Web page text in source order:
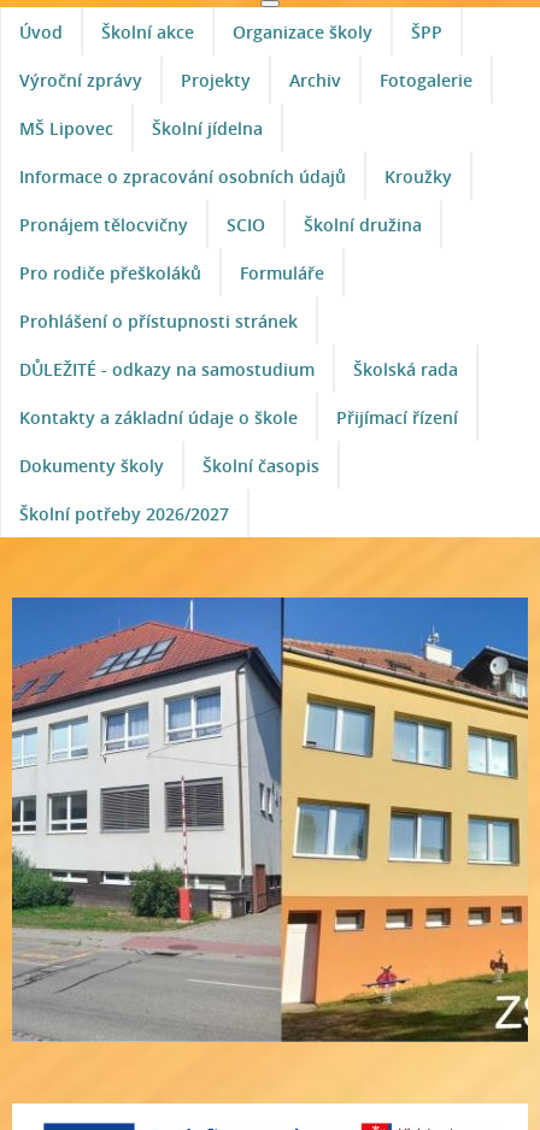
Úvod Školní akce Organizace školy ŠPP
Výroční zprávy Projekty Archiv Fotogalerie
MŠ Lipovec Školní jídelna
Informace o zpracování osobních údajů Kroužky
Pronájem tělocvičny SCIO Školní družina
Pro rodiče přeškoláků Formuláře
Prohlášení o přístupnosti stránek
DŮLEŽITÉ - odkazy na samostudium Školská rada
Kontakty a základní údaje o škole Přijímací řízení
Dokumenty školy Školní časopis
Školní potřeby 2026/2027